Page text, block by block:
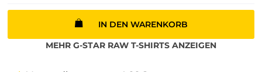
IN DEN WARENKORB
MEHR G-STAR RAW T-SHIRTS ANZEIGEN